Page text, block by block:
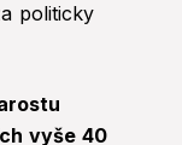
politicky
vyše 40